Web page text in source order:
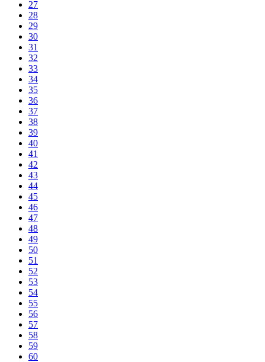
27
28
29
30
31
32
33
34
35
36
37
38
39
40
41
42
43
44
45
46
47
48
49
50
51
52
53
54
55
56
57
58
59
60